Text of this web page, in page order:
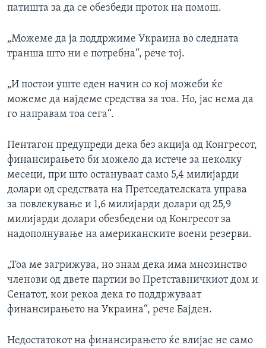
патишта за да се обезбеди проток на помош.
„Можеме да ја поддржиме Украина во следната
транша што ни е потребна“, рече тој.
„И постои уште еден начин со кој можеби ќе
можеме да најдеме средства за тоа. Но, јас нема да
го направам тоа сега“.
Пентагон предупреди дека без акција од Конгресот,
финансирањето би можело да истече за неколку
месеци, при што остануваат само 5,4 милијарди
долари од средствата на Претседателската управа
за повлекување и 1,6 милијарди долари од 25,9
милијарди долари обезбедени од Конгресот за
надополнување на американските воени резерви.
„Тоа ме загрижува, но знам дека има мнозинство
членови од двете партии во Претставничкиот дом и
Сенатот, кои рекоа дека го поддржуваат
финансирањето на Украина“, рече Бајден.
Недостатокот на финансирањето ќе влијае не само